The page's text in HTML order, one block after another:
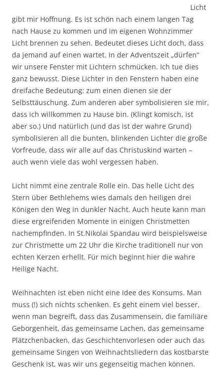
Licht
gibt mir Hoffnung. Es ist schön nach einem langen Tag
nach Hause zu kommen und im eigenen Wohnzimmer
Licht brennen zu sehen. Bedeutet dieses Licht doch, dass
da jemand auf einen wartet. In der Adventszeit „dürfen“
wir unsere Fenster mit Lichtern schmücken. Ich tue dies
ganz bewusst. Diese Lichter in den Fenstern haben eine
dreifache Bedeutung: zum einen dienen sie der
Selbsttäuschung. Zum anderen aber symbolisieren sie mir,
dass ich willkommen zu Hause bin. (Klingt komisch, ist
aber so.) Und natürlich (und das ist der wahre Grund)
symbolisieren all die bunten, blinkenden Lichter die große
Vorfreude, dass wir alle auf das Christuskind warten –
auch wenn viele das wohl vergessen haben.
Licht nimmt eine zentrale Rolle ein. Das helle Licht des
Stern über Bethlehems wies damals den heiligen drei
Königen den Weg in dunkler Nacht. Auch heute kann man
diese ergreifenden Momente in einigen Christmetten
nachempfinden. In St.Nikolai Spandau wird beispielsweise
zur Christmette um 22 Uhr die Kirche traditionell nur von
echten Kerzen erhellt. Für mich beginnt hier die wahre
Heilige Nacht.
Weihnachten ist eben nicht eine Idee des Konsums. Man
muss (!) sich nichts schenken. Es geht einem viel besser,
wenn man begreift, dass das Zusammensein, die familiäre
Geborgenheit, das gemeinsame Lachen, das gemeinsame
Plätzchenbacken, das Geschichtenvorlesen oder auch das
gemeinsame Singen von Weihnachtsliedern das kostbarste
Geschenk ist, was wir uns gegenseitig machen können.